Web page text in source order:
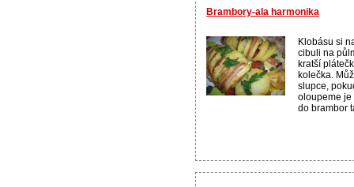
Brambory-ala harmonika
Klobásu si
cibuli na
kratší
kolečka.
slupce,
oloupeme je
do brambor